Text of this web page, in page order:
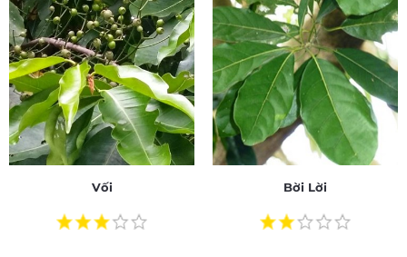
Vối Bời Lời